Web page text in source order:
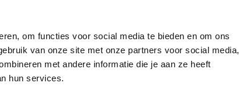
om functies voor social media te bieden en om ons
van onze site met onze partners voor social media,
met andere informatie die je aan ze heeft
hun services.